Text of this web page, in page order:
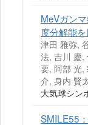
MeVガン
度分解能
津田 雅弥,
法, 吉川 慶,
要, 阿部 光,
介, 身内 賢
大気球シン
SMILE55